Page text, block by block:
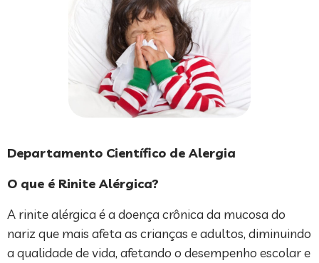
Departamento Científico de Alergia
O que é Rinite Alérgica?
A rinite alérgica é a doença crônica da mucosa do
nariz que mais afeta as crianças e adultos, diminuindo
a qualidade de vida, afetando o desempenho escolar e